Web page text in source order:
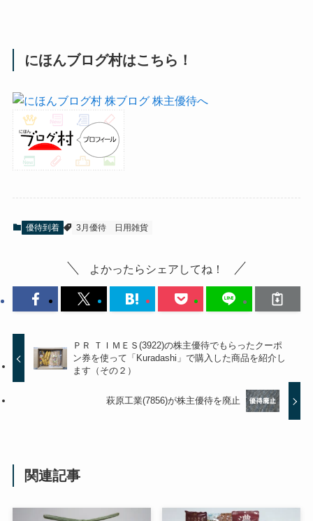
にほんブログ村はこちら！
優待到着 3月優待 日用雑貨
よかったらシェアしてね！
ＰＲ ＴＩＭＥＳ(3922)の株主優待でもらったクーポ
ン券を使って「Kuradashi」で購入した商品を紹介し
ます（その２）
萩原工業(7856)が株主優待を廃止
関連記事